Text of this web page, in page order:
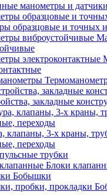
манометры и
образцовые и точных
закладные
клапаны, 3-х краны,
переходы
трубки
Блоки
Бобышки